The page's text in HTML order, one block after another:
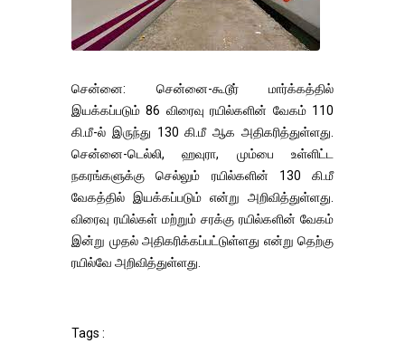
சென்னை: சென்னை-கூடூர் மார்க்கத்தில்
இயக்கப்படும் 86 விரைவு ரயில்களின் வேகம் 110
கி.மீ-ல் இருந்து 130 கி.மீ ஆக அதிகரித்துள்ளது.
சென்னை-டெல்லி, ஹவுரா, மும்பை உள்ளிட்ட
நகரங்களுக்கு செல்லும் ரயில்களின் 130 கி.மீ
வேகத்தில் இயக்கப்படும் என்று அறிவித்துள்ளது.
விரைவு ரயில்கள் மற்றும் சரக்கு ரயில்களின் வேகம்
இன்று முதல் அதிகரிக்கப்பட்டுள்ளது என்று தெற்கு
ரயில்வே அறிவித்துள்ளது.
Tags :